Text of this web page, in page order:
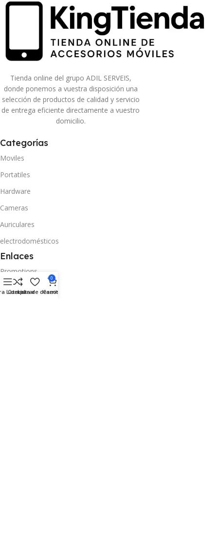
Tienda online del grupo ADIL SERVEIS,
donde ponemos a vuestra disposición una
selección de productos de calidad y servicio
de entrega eficiente directamente a vuestro
domicilio.
Categorías
Moviles
Portatiles
Hardware
Cameras
Auriculares
electrodomésticos
Enlaces
Promotions
Stores
Lateral
Comparar
Lista de deseos
0
Carrito